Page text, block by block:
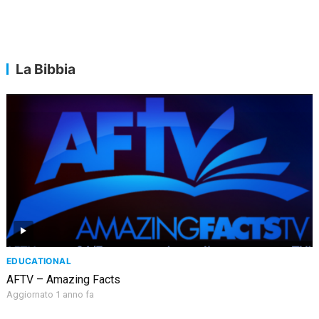
La Bibbia
EDUCATIONAL
AFTV – Amazing Facts
Aggiornato 1 anno fa